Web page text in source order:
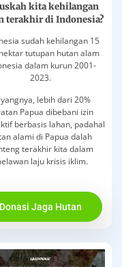
kita kehilangan
terakhir di Indonesia?
sudah kehilangan 15
tutupan hutan alam
dalam kurun 2001-
2023.
lebih dari 20%
Papua dibebani izin
berbasis lahan, padahal
alami di Papua dalah
terakhir kita dalam
laju krisis iklim.
Donasi Jaga Hutan